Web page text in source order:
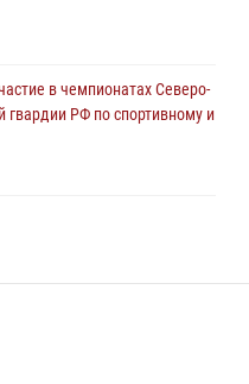
совершении кражи в
в чемпионатах Северо-
гвардии РФ по спортивному и
задержали хулигана,
пистолетом